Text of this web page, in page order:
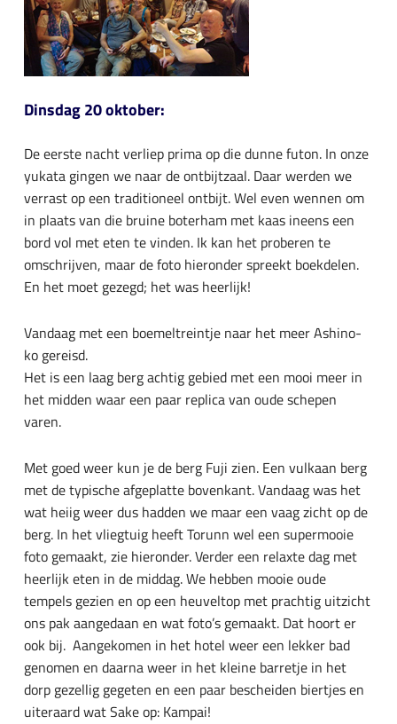
Dinsdag 20 oktober:
De eerste nacht verliep prima op die dunne futon. In onze
yukata gingen we naar de ontbijtzaal. Daar werden we
verrast op een traditioneel ontbijt. Wel even wennen om
in plaats van die bruine boterham met kaas ineens een
bord vol met eten te vinden. Ik kan het proberen te
omschrijven, maar de foto hieronder spreekt boekdelen.
En het moet gezegd; het was heerlijk!
Vandaag met een boemeltreintje naar het meer Ashino-
ko gereisd.
Het is een laag berg achtig gebied met een mooi meer in
het midden waar een paar replica van oude schepen
varen.
Met goed weer kun je de berg Fuji zien. Een vulkaan berg
met de typische afgeplatte bovenkant. Vandaag was het
wat heiig weer dus hadden we maar een vaag zicht op de
berg. In het vliegtuig heeft Torunn wel een supermooie
foto gemaakt, zie hieronder. Verder een relaxte dag met
heerlijk eten in de middag. We hebben mooie oude
tempels gezien en op een heuveltop met prachtig uitzicht
ons pak aangedaan en wat foto’s gemaakt. Dat hoort er
ook bij. Aangekomen in het hotel weer een lekker bad
genomen en daarna weer in het kleine barretje in het
dorp gezellig gegeten en een paar bescheiden biertjes en
uiteraard wat Sake op: Kampai!